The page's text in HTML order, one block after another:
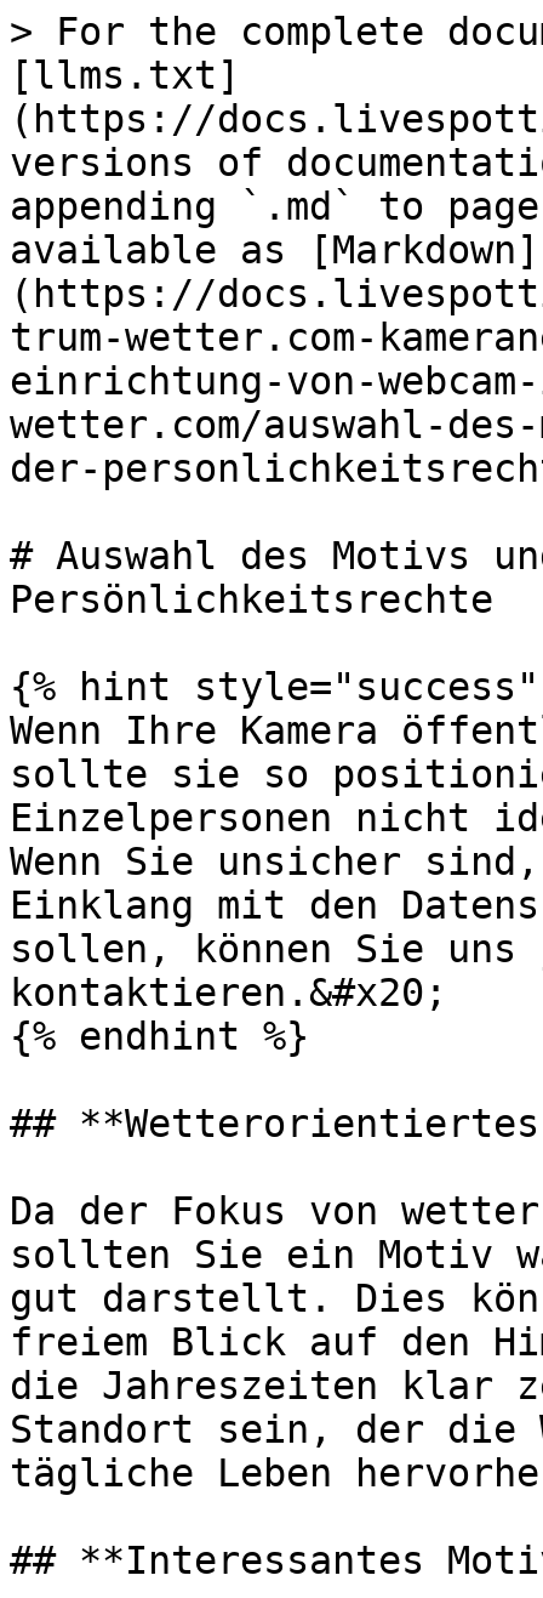
> For the complete
[llms.txt]
(https://
versions of
appending `.md` to
available as [Markdown]
(https://
trum-wetter.com-
einrichtung-von-
wetter.com/auswahl-
der-
# Auswahl des Motivs
Persönlichkeitsrechte
{% hint style="success"
Wenn Ihre Kamera
sollte sie so
Einzelpersonen nicht
Wenn Sie unsicher
Einklang mit den
sollen, können Sie
kontaktieren.&#x20;
{% endhint %}
##
Da der Fokus von
sollten Sie ein Motiv
gut darstellt. Dies
freiem Blick auf den
die Jahreszeiten klar
Standort sein, der die
tägliche Leben
## **Interessantes